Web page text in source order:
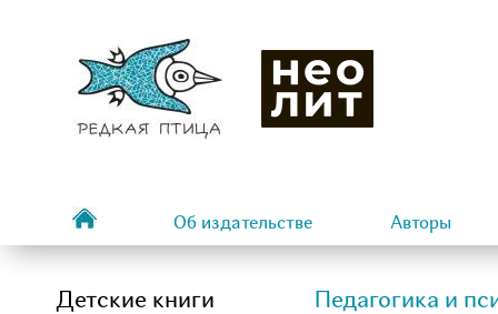
Об издательстве Авторы
Детские книги Педагогика и